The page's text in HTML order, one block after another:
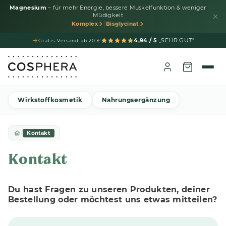
Magnesium – für mehr Energie, bessere Muskelfunktion & weniger
Müdigkeit
Komplex Bisglycinat
Gratis-Versand ab 20 € 4,94 / 5 „SEHR GUT"
Wirkstoffkosmetik Nahrungsergänzung
/ Kontakt
Kontakt
Du hast Fragen zu unseren Produkten, deiner
Bestellung oder möchtest uns etwas mitteilen?